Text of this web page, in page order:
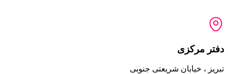
دفتر مرکزی
تبریز ، خیابان شریعتی جنوبی